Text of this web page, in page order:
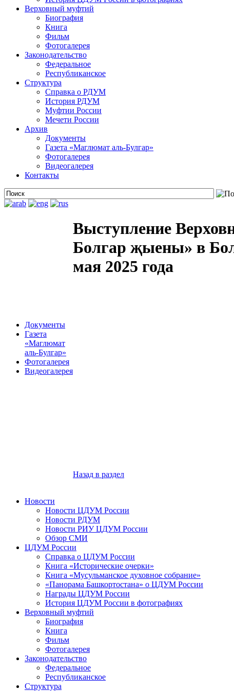
Верховный муфтий
Биография
Книга
Фильм
Фотогалерея
Законодательство
Федеральное
Республиканское
Структура
Справка о РДУМ
История РДУМ
Муфтии России
Мечети России
Архив
Документы
Газета «Маглюмат аль-Булгар»
Фотогалерея
Видеогалерея
Контакты
Документы
Газета
«Маглюмат
аль-Булгар»
Фотогалерея
Видеогалерея
Выступление
Болгар җыены» в
мая 2025 года
Назад в раздел
Новости
Новости ЦДУМ России
Новости РДУМ
Новости РИУ ЦДУМ России
Обзор СМИ
ЦДУМ России
Справка о ЦДУМ России
Книга «Исторические очерки»
Книга «Мусульманское духовное собрание»
«Панорама Башкортостана» о ЦДУМ России
Награды ЦДУМ России
История ЦДУМ России в фотографиях
Верховный муфтий
Биография
Книга
Фильм
Фотогалерея
Законодательство
Федеральное
Республиканское
Структура